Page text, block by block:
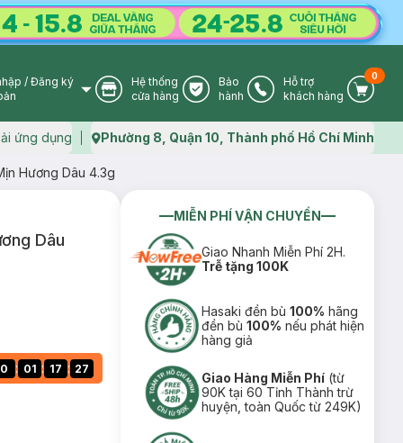
User Icon
/ Đăng ký
Store Icon
Hệ thống
cửa hàng
Warranty Icon
Bảo
hành
Phone Icon
Hỗ trợ
khách hàng
Cart
0
ứng dụng Map icon
Phường 8, Quận 10, Thành phố Hồ Chí Minh
Hương Dâu 4.3g
Dâu
0 : 01 : 17 : 26
MIỄN PHÍ VẬN CHUYỂN
Giao Nhanh Miễn Phí 2H.
Trễ tặng 100K
Hasaki đền bù100% hãng
đền bù100% nếu phát hiện
hàng giả
Giao Hàng Miễn Phí (từ
90K tại 60 Tỉnh Thành trừ
huyện, toàn Quốc từ 249K)